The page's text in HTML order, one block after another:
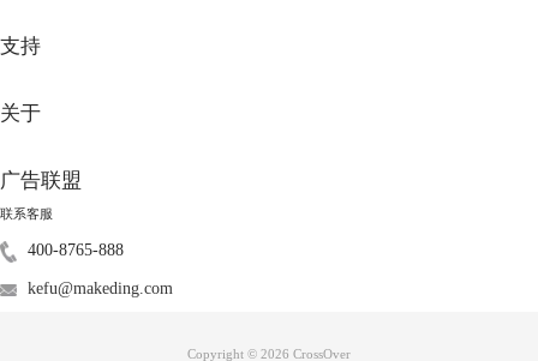
动作冒险与狩猎：玩家可以探索开放世界，进行战斗、攀爬、潜行等活
动，利用各种武器和工具对抗机械生物。
由探索并发现隐藏的秘密。
科技与生存元素：玩家需要分析机械生物的构成和弱点，采集资源、制作
道具来提升装备和应对挑战。
4.视觉艺术与音效
《地平线：零之曙光》以其精美的图形设计、逼真的角色建模和优秀的音
丽的游戏世界，增强了玩家的沉浸感和代入感。
支持
关于
广告联盟
联系客服
400-8765-888
kefu@makeding.com
Copyright © 2026 CrossOver